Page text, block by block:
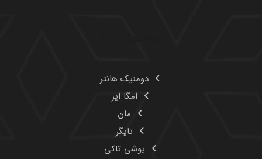
دومنیک هانتر
امگا ایر
مان
تایگر
یوشی تاکی